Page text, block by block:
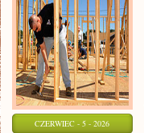
CZERWIEC - 5 - 2026